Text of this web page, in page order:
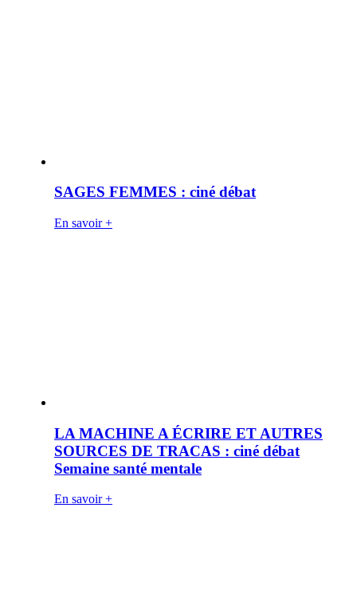
SAGES FEMMES : ciné débat
En savoir +
LA MACHINE A ÉCRIRE ET AUTRES
SOURCES DE TRACAS : ciné débat
Semaine santé mentale
En savoir +